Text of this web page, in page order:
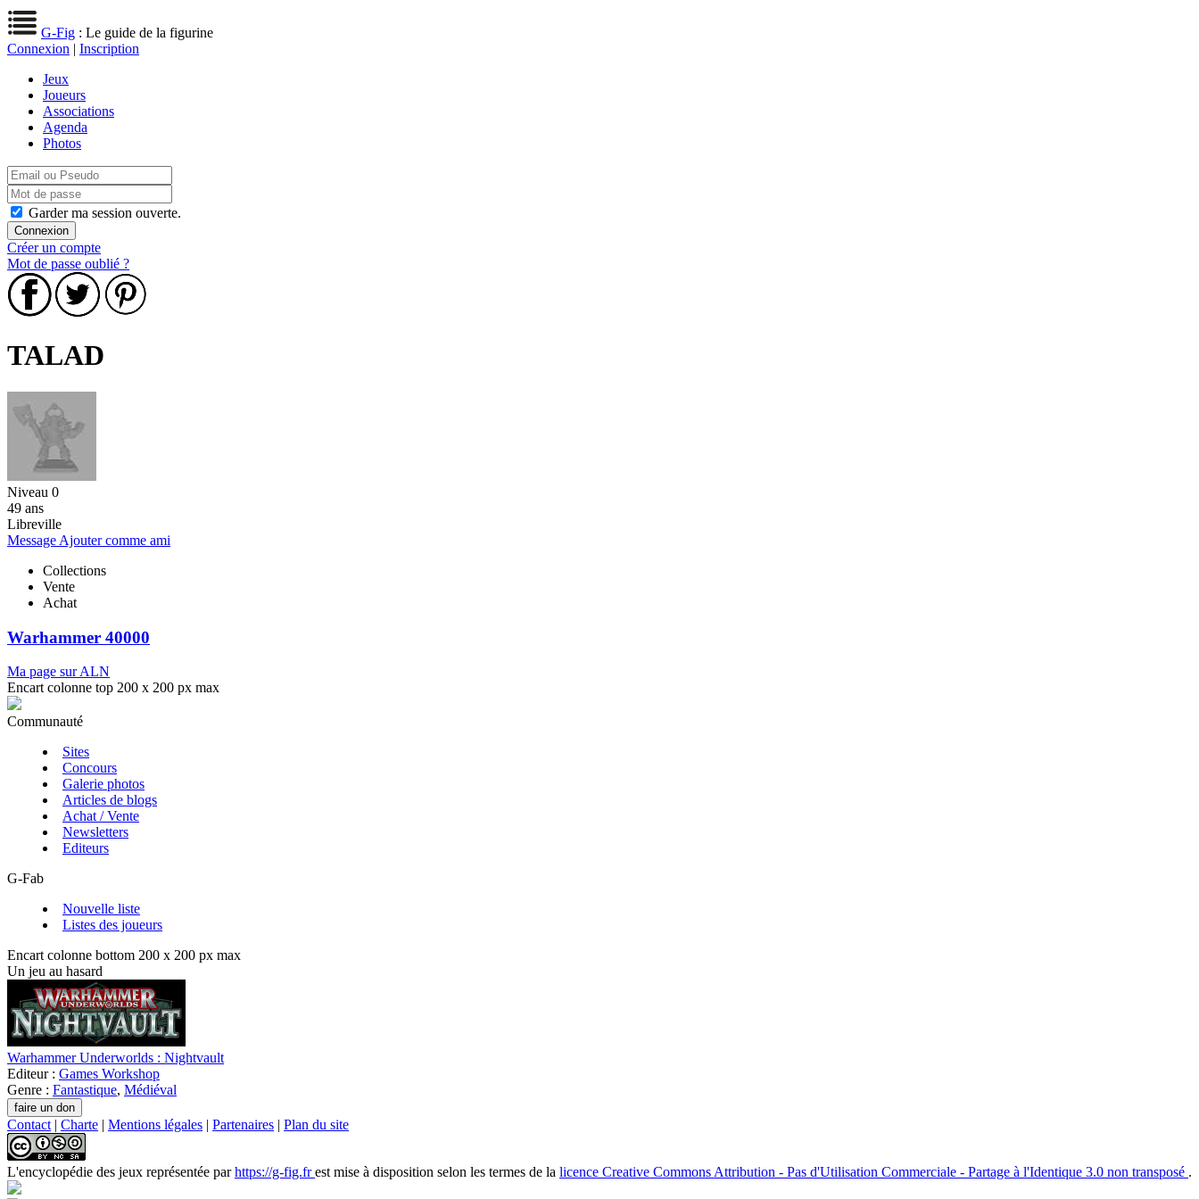
G-Fig : Le guide de la figurine
Connexion | Inscription
Jeux
Joueurs
Associations
Agenda
Photos
Garder ma session ouverte.
Créer un compte
Mot de passe oublié ?
TALAD
Niveau 0
49 ans
Libreville
Message Ajouter comme ami
Collections
Vente
Achat
Warhammer 40000
Ma page sur ALN
Encart colonne top 200 x 200 px max
Communauté
Sites
Concours
Galerie photos
Articles de blogs
Achat / Vente
Newsletters
Editeurs
G-Fab
Nouvelle liste
Listes des joueurs
Encart colonne bottom 200 x 200 px max
Un jeu au hasard
Warhammer Underworlds : Nightvault
Editeur : Games Workshop
Genre : Fantastique, Médiéval
Contact | Charte | Mentions légales | Partenaires | Plan du site
L'encyclopédie des jeux représentée parhttps://g-fig.frest mise à disposition selon les termes de la licence Creative Commons Attribution - Pas d'Utilisation Commerciale - Partage à l'Identique 3.0 non transposé .